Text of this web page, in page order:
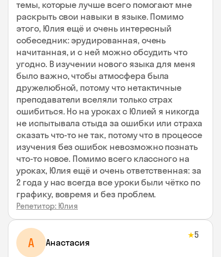
темы, которые лучше всего помогают мне
раскрыть свои навыки в языке. Помимо
этого, Юлия ещё и очень интересный
собеседник: эрудированная, очень
начитанная, и с ней можно обсудить что
угодно. В изучении нового языка для меня
было важно, чтобы атмосфера была
дружелюбной, потому что нетактичные
преподаватели вселяли только страх
ошибиться. Но на уроках с Юлией я никогда
не испытывала стыда за ошибки или страха
сказать что-то не так, потому что в процессе
изучения без ошибок невозможно познать
что-то новое. Помимо всего классного на
уроках, Юлия ещё и очень ответственная: за
2 года у нас всегда все уроки были чётко по
графику, вовремя и без проблем.
Репетитор: Юлия
А Анастасия
★5